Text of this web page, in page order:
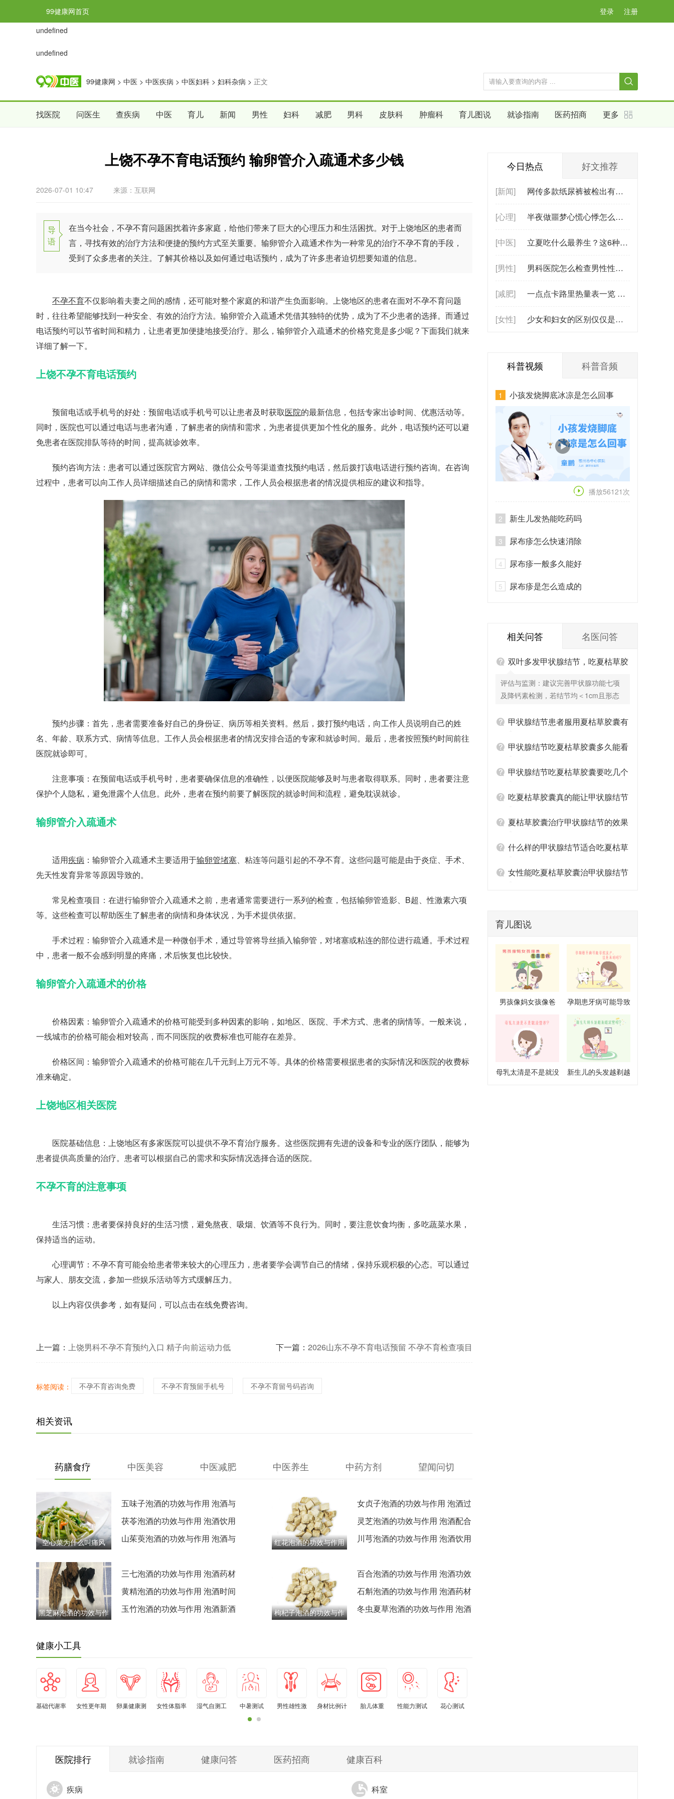
99健康网首页 登录
注册
undefined
undefined
99健康网 > 中医 > 中医疾病 > 中医妇科 > 妇科杂病 > 正文
找医院 问医生 查疾病 中医 育儿 新闻 男性 妇科 减肥 男科 皮肤科 肿瘤科 育儿图说 就诊指南 医药招商 更多
上饶不孕不育电话预约 输卵管介入疏通术多少钱
2026-07-01 10:47 来源：互联网
导
语
在当今社会，不孕不育问题困扰着许多家庭，给他们带来了巨大的心理压力和生活困扰。对于上饶地区的患者而
言，寻找有效的治疗方法和便捷的预约方式至关重要。输卵管介入疏通术作为一种常见的治疗不孕不育的手段，
受到了众多患者的关注。了解其价格以及如何通过电话预约，成为了许多患者迫切想要知道的信息。
不孕不育不仅影响着夫妻之间的感情，还可能对整个家庭的和谐产生负面影响。上饶地区的患者在面对不孕不育问题
时，往往希望能够找到一种安全、有效的治疗方法。输卵管介入疏通术凭借其独特的优势，成为了不少患者的选择。而通过
电话预约可以节省时间和精力，让患者更加便捷地接受治疗。那么，输卵管介入疏通术的价格究竟是多少呢？下面我们就来
详细了解一下。
上饶不孕不育电话预约
预留电话或手机号的好处：预留电话或手机号可以让患者及时获取医院的最新信息，包括专家出诊时间、优惠活动等。
同时，医院也可以通过电话与患者沟通，了解患者的病情和需求，为患者提供更加个性化的服务。此外，电话预约还可以避
免患者在医院排队等待的时间，提高就诊效率。
预约咨询方法：患者可以通过医院官方网站、微信公众号等渠道查找预约电话，然后拨打该电话进行预约咨询。在咨询
过程中，患者可以向工作人员详细描述自己的病情和需求，工作人员会根据患者的情况提供相应的建议和指导。
预约步骤：首先，患者需要准备好自己的身份证、病历等相关资料。然后，拨打预约电话，向工作人员说明自己的姓
名、年龄、联系方式、病情等信息。工作人员会根据患者的情况安排合适的专家和就诊时间。最后，患者按照预约时间前往
医院就诊即可。
注意事项：在预留电话或手机号时，患者要确保信息的准确性，以便医院能够及时与患者取得联系。同时，患者要注意
保护个人隐私，避免泄露个人信息。此外，患者在预约前要了解医院的就诊时间和流程，避免耽误就诊。
输卵管介入疏通术
适用疾病 ：输卵管介入疏通术主要适用于输卵管堵塞、粘连等问题引起的不孕不育。这些问题可能是由于炎症、手术、
先天性发育异常等原因导致的。
常见检查项目：在进行输卵管介入疏通术之前，患者通常需要进行一系列的检查，包括输卵管造影、B超、性激素六项
等。这些检查可以帮助医生了解患者的病情和身体状况，为手术提供依据。
手术过程：输卵管介入疏通术是一种微创手术，通过导管将导丝插入输卵管，对堵塞或粘连的部位进行疏通。手术过程
中，患者一般不会感到明显的疼痛，术后恢复也比较快。
输卵管介入疏通术的价格
价格因素：输卵管介入疏通术的价格可能受到多种因素的影响，如地区、医院、手术方式、患者的病情等。一般来说，
一线城市的价格可能会相对较高，而不同医院的收费标准也可能存在差异。
价格区间：输卵管介入疏通术的价格可能在几千元到上万元不等。具体的价格需要根据患者的实际情况和医院的收费标
准来确定。
上饶地区相关医院
医院基础信息：上饶地区有多家医院可以提供不孕不育治疗服务。这些医院拥有先进的设备和专业的医疗团队，能够为
患者提供高质量的治疗。患者可以根据自己的需求和实际情况选择合适的医院。
不孕不育的注意事项
生活习惯：患者要保持良好的生活习惯，避免熬夜、吸烟、饮酒等不良行为。同时，要注意饮食均衡，多吃蔬菜水果，
保持适当的运动。
心理调节：不孕不育可能会给患者带来较大的心理压力，患者要学会调节自己的情绪，保持乐观积极的心态。可以通过
与家人、朋友交流，参加一些娱乐活动等方式缓解压力。
以上内容仅供参考，如有疑问，可以点击在线免费咨询。
上一篇： 上饶男科不孕不育预约入口 精子向前运动力低 下一篇： 2026山东不孕不育电话预留 不孕不育检查项目
标签阅读： 不孕不育咨询免费 不孕不育预留手机号 不孕不育留号码咨询
相关资讯
药膳食疗 中医美容 中医减肥 中医养生 中药方剂 望闻问切
空心菜为什么叫痛风
五味子泡酒的功效与作用 泡酒与
茶叶同饮禁忌须知
茯苓泡酒的功效与作用 泡酒饮用
时段早晨还是晚上
山茱萸泡酒的功效与作用 泡酒与
红花泡酒的功效与作用
说明
女贞子泡酒的功效与作用 泡酒过
程中摇晃频率建议
灵芝泡酒的功效与作用 泡酒配合
运动效果更佳说明
川芎泡酒的功效与作用 泡酒饮用
黑芝麻泡酒的功效与作
干燥方法
三七泡酒的功效与作用 泡酒药材
是否必须整颗使用
黄精泡酒的功效与作用 泡酒时间
长短与药效浓度关系
玉竹泡酒的功效与作用 泡酒新酒
枸杞子泡酒的功效与作
百合泡酒的功效与作用 泡酒功效
最大化浸泡技巧总结
石斛泡酒的功效与作用 泡酒药材
产地对功效影响说明
冬虫夏草泡酒的功效与作用 泡酒
健康小工具
基础代谢率
女性更年期
卵巢健康测
女性体脂率
湿气自测工
中暑测试
男性雄性激
身材比例计
胎儿体重 性能力测试 花心测试
今日热点 好文推荐
[新闻] 网传多款纸尿裤被检出有毒物甲酰胺 甲
[心理] 半夜做噩梦心慌心悸怎么回事？可能是这几个原因在作怪
[中医] 立夏吃什么最养生？这6种时令食物助你
[男性] 男科医院怎么检查男性性功能？（涉及前列腺与激素水平检测）
[减肥] 一点点卡路里热量表一览 一点点里热量
[女性] 少女和妇女的区别仅仅是胖吗？少女身和
科普视频 科普音频
1 小孩发烧脚底冰凉是怎么回事
播放56121次
2 新生儿发热能吃药吗
3 尿布疹怎么快速消除
4 尿布疹一般多久能好
5 尿布疹是怎么造成的
相关问答 名医问答
双叶多发甲状腺结节，吃夏枯草胶
囊有辅助效果吗？
评估与监测：建议完善甲状腺功能七项
及降钙素检测，若结节均＜1cm且形态
察，无需过度干预。 夏枯草胶囊的应用
怒、口苦、颈部灼热感），夏枯草胶囊
显示，夏枯草胶囊联合生活方式调整，
服用期间忌食辛辣油腻，疗程建议3个月
可与西药如硒酵母片（调节甲状腺免
者）配合使用，但需遵医嘱错开服药时
他散结类中成药叠加服用，以免药效冲
切勿依赖单一药物调理。
甲状腺结节患者服用夏枯草胶囊有
哪些禁忌
甲状腺结节吃夏枯草胶囊多久能看
到结节缩小
甲状腺结节吃夏枯草胶囊要吃几个
疗程吃夏枯草胶囊真的能让甲状腺结节
变小吗夏枯草胶囊治疗甲状腺结节的效果
怎么样什么样的甲状腺结节适合吃夏枯草
胶囊女性能吃夏枯草胶囊治甲状腺结节
育儿图说
男孩像妈女孩像爸
孕期患牙病可能导致
流产是真的吗
母乳太清是不是就没
新生儿的头发越剃越
医院排行 就诊指南 健康问答 医药招商 健康百科
疾病 科室